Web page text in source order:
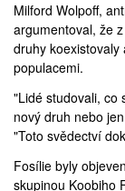
Milford Wolpoff,
argumentoval, že
druhy
populacemi.
"Lidé studovali, co
nový druh nebo
"Toto svědectví
Fosílie byly
skupinou Koobiho